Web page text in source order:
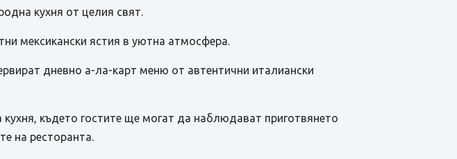
кухня от целия свят.
мексикански ястия в уютна атмосфера.
дневно а-ла-карт меню от автентични италиански
където гостите ще могат да наблюдават приготвянето
на ресторанта.